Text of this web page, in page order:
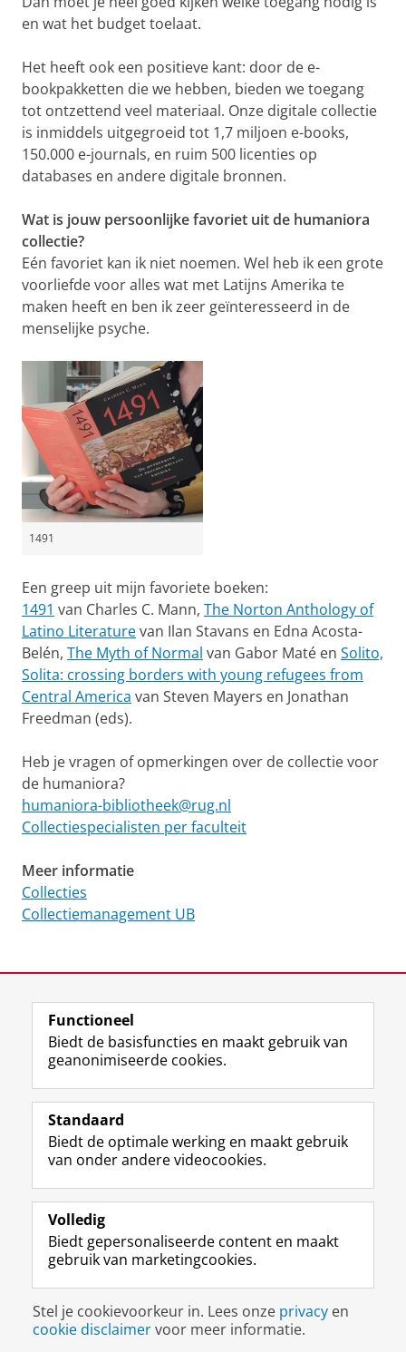
en wat het budget toelaat.
Het heeft ook een positieve kant: door de e-
bookpakketten die we hebben, bieden we toegang
tot ontzettend veel materiaal. Onze digitale collectie
is inmiddels uitgegroeid tot 1,7 miljoen e-books,
150.000 e-journals, en ruim 500 licenties op
databases en andere digitale bronnen.
Wat is jouw persoonlijke favoriet uit de humaniora
collectie?
Eén favoriet kan ik niet noemen. Wel heb ik een grote
voorliefde voor alles wat met Latijns Amerika te
maken heeft en ben ik zeer geïnteresseerd in de
menselijke psyche.
1491
Een greep uit mijn favoriete boeken:
1491 van Charles C. Mann, The Norton Anthology of
Latino Literaturevan Ilan Stavans en Edna Acosta-
Belén, The Myth of Normal van Gabor Maté en Solito,
Solita: crossing borders with young refugees from
Central America van Steven Mayers en Jonathan
Freedman (eds).
Heb je vragen of opmerkingen over de collectie voor
de humaniora?
humaniora-bibliotheek@rug.nl
Collectiespecialisten per faculteit
Meer informatie
Collecties
Collectiemanagement UB
View this page in:
Volg ons op
M
a
t
o
o
p
r
o
f
i
e
I
n
t
r
m
-
c
c
o
De UB voor medewerkers
Praktisch
Over de UB
Disclaimer & Copyright
Inloggen
Functioneel
Biedt de basisfuncties en maakt gebruik van
geanonimiseerde cookies.
Standaard
Biedt de optimale werking en maakt gebruik
van onder andere videocookies.
Volledig
Biedt gepersonaliseerde content en maakt
gebruik van marketingcookies.
Stel je cookievoorkeur in. Lees onze privacy en
cookie disclaimervoor meer informatie.